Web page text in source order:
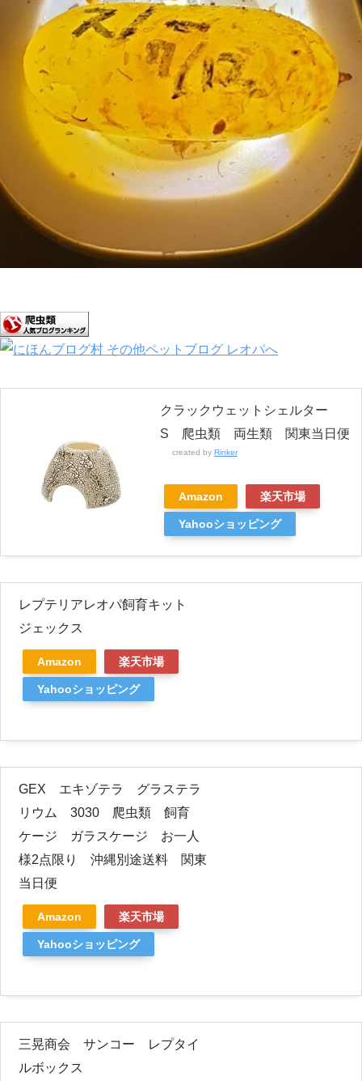
クラックウェットシェルター
S 爬虫類 両生類 関東当日便
created by Rinker
Amazon 楽天市場
Yahooショッピング
レプテリアレオパ飼育キット
ジェックス
Amazon 楽天市場
Yahooショッピング
GEX エキゾテラ グラステラ
リウム 3030 爬虫類 飼育
ケージ ガラスケージ お一人
様2点限り 沖縄別途送料 関東
当日便
Amazon 楽天市場
Yahooショッピング
三晃商会 サンコー レプタイ
ルボックス